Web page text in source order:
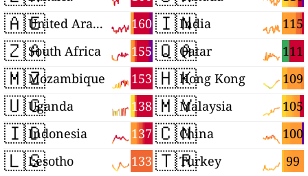
🇦🇪 160
United Arab Emirates
🇿🇦 155
South Africa
🇲🇿 153
Mozambique
🇺🇬 138
Uganda
🇮🇩 137
Indonesia
🇱🇸 133
Lesotho
🇮🇳 115
India
🇶🇦 111
Qatar
🇭🇰 109
Hong Kong
🇲🇾 105
Malaysia
🇨🇳 100
China
🇹🇷 99
Turkey